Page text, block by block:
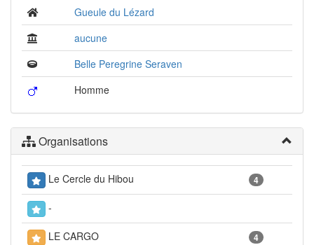
Gueule du Lézard
aucune
Belle Peregrine Seraven
Homme
Organisations
Le Cercle du Hibou 4
-
LE CARGO 4